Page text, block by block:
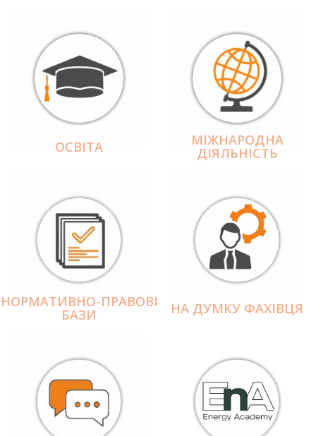
ОСВІТА МІЖНАРОДНА
ДІЯЛЬНІCТЬ
НОРМАТИВНО-ПРАВОВІ
БАЗИ НА ДУМКУ ФАХІВЦЯ